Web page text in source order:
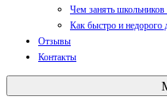
Чем занять
Как быстро и недорого
Отзывы
Контакты